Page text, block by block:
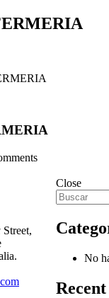
Close
No
Recent